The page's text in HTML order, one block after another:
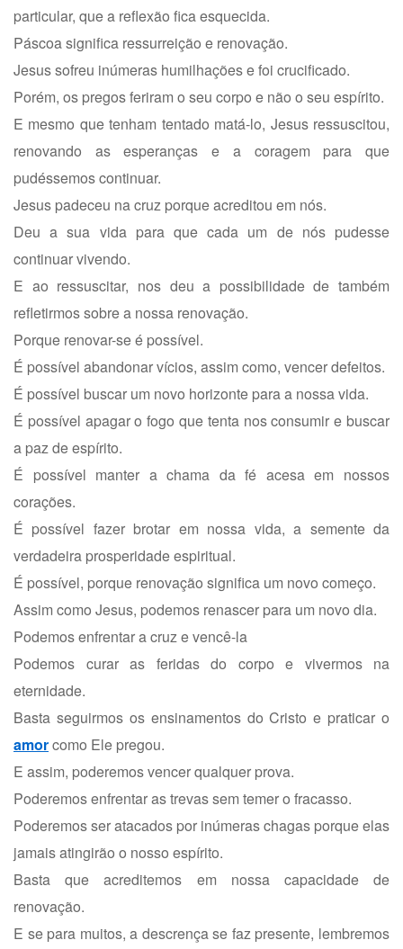
particular, que a reflexão fica esquecida.
Páscoa significa ressurreição e renovação.
Jesus sofreu inúmeras humilhações e foi crucificado.
Porém, os pregos feriram o seu corpo e não o seu espírito.
E mesmo que tenham tentado matá-lo, Jesus ressuscitou,
renovando as esperanças e a coragem para que
pudéssemos continuar.
Jesus padeceu na cruz porque acreditou em nós.
Deu a sua vida para que cada um de nós pudesse
continuar vivendo.
E ao ressuscitar, nos deu a possibilidade de também
refletirmos sobre a nossa renovação.
Porque renovar-se é possível.
É possível abandonar vícios, assim como, vencer defeitos.
É possível buscar um novo horizonte para a nossa vida.
É possível apagar o fogo que tenta nos consumir e buscar
a paz de espírito.
É possível manter a chama da fé acesa em nossos
corações.
É possível fazer brotar em nossa vida, a semente da
verdadeira prosperidade espiritual.
É possível, porque renovação significa um novo começo.
Assim como Jesus, podemos renascer para um novo dia.
Podemos enfrentar a cruz e vencê-la
Podemos curar as feridas do corpo e vivermos na
eternidade.
Basta seguirmos os ensinamentos do Cristo e praticar o
amorcomo Ele pregou.
E assim, poderemos vencer qualquer prova.
Poderemos enfrentar as trevas sem temer o fracasso.
Poderemos ser atacados por inúmeras chagas porque elas
jamais atingirão o nosso espírito.
Basta que acreditemos em nossa capacidade de
renovação.
E se para muitos, a descrença se faz presente, lembremos